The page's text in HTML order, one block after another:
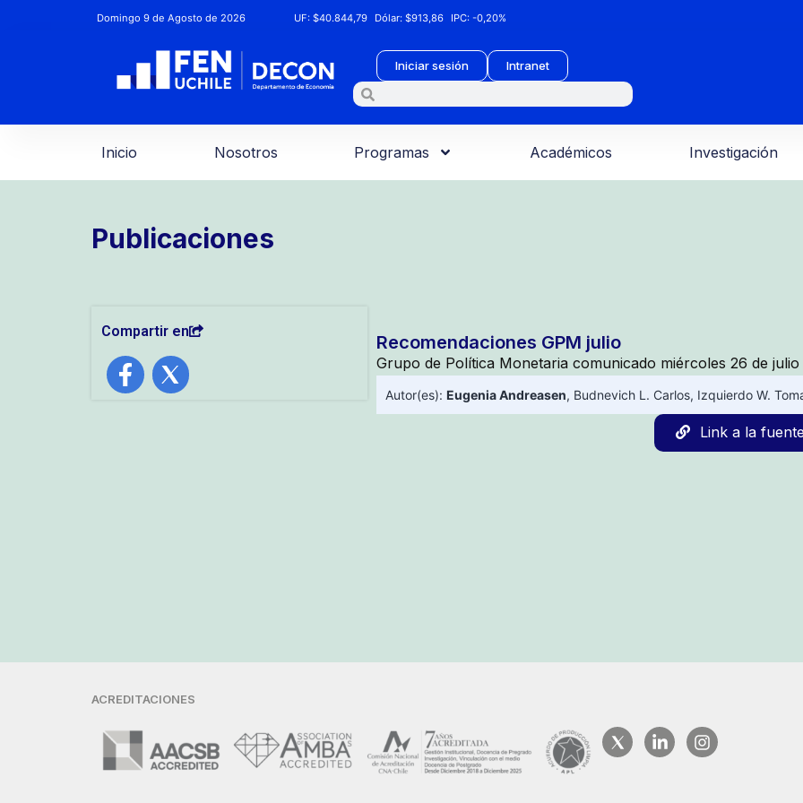
Domingo 9 de Agosto de 2026 UF:$40.844,79 Dólar:$913,86 IPC:-0,20%
Iniciar sesión Intranet
Inicio Nosotros Programas Académicos Investigación
Publicaciones
Compartir en
Recomendaciones GPM julio
Grupo de Política Monetaria comunicado miércoles 26 de julio
Autor(es): Eugenia Andreasen, Budnevich L. Carlos, Izquierdo W.
Link a la
ACREDITACIONES